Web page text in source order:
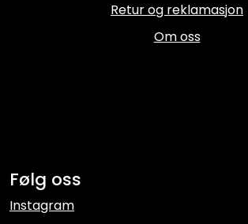
Retur og reklamasjon
Om oss
Følg oss
Instagram